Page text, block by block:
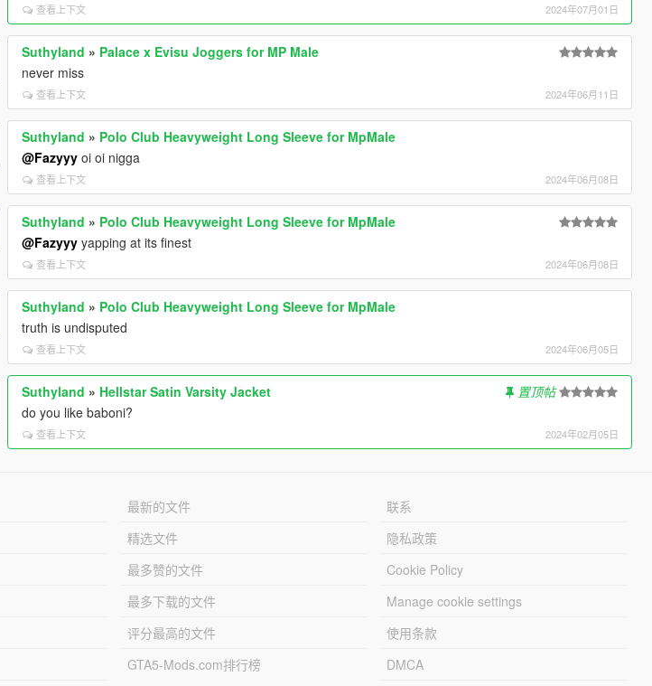
查看上下文 2024年07月01日
Suthyland » Palace x Evisu Joggers for MP Male
never miss
查看上下文 2024年06月11日
Suthyland » Polo Club Heavyweight Long Sleeve for MpMale
@Fazyyy oi oi nigga
查看上下文 2024年06月08日
Suthyland » Polo Club Heavyweight Long Sleeve for MpMale
@Fazyyy yapping at its finest
查看上下文 2024年06月08日
Suthyland » Polo Club Heavyweight Long Sleeve for MpMale
truth is undisputed
查看上下文 2024年06月05日
Suthyland » Hellstar Satin Varsity Jacket
置顶帖
do you like baboni?
查看上下文 2024年02月05日
最新的文件
精选文件
最多赞的文件
最多下载的文件
评分最高的文件
GTA5-Mods.com排行榜
联系
隐私政策
Cookie Policy
Manage cookie settings
使用条款
DMCA